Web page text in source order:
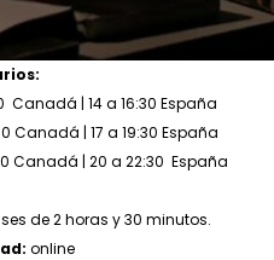
Canadá | 14 a 16:30 España
Canadá | 17 a 19:30 España
Canadá | 20 a 22:30 España
de 2 horas y 30 minutos.
online